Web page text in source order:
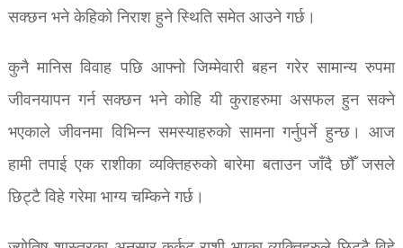
सक्छन भने केहिको निराश हुने स्थिति समेत आउने गर्छ।
कुनै मानिस विवाह पछि आफ्नो जिम्मेवारी बहन गरेर सामान्य रुपमा
जीवनयापन गर्न सक्छन भने कोहि यी कुराहरुमा असफल हुन सक्ने
भएकाले जीवनमा विभिन्न समस्याहरुको सामना गर्नुपर्ने हुन्छ। आज
हामी तपाई एक राशीका व्यक्तिहरुको बारेमा बताउन जाँदै छौँ जसले
छिट्टै विहे गरेमा भाग्य चम्किने गर्छ।